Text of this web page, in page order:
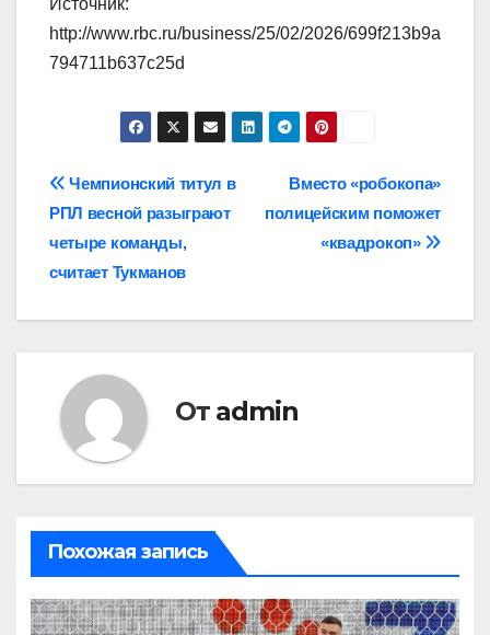
Источник:
http://www.rbc.ru/business/25/02/2026/699f213b9a
794711b637c25d
Навигация
по
записям
Вместо «робокопа»
полицейским поможет
«квадрокоп»
Чемпионский титул в
РПЛ весной разыграют
четыре команды,
считает Тукманов
От admin
Похожая запись